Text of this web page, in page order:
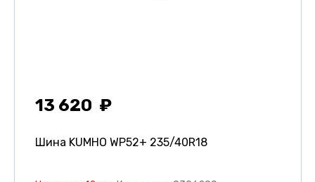
13 620
Шина KUMHO WP52+ 235/40R18